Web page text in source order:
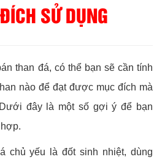
SỬ DỤNG
than đá, có thể bạn sẽ cần tính
nào để đạt được mục đích mà
đây là một số gợi ý để bạn
chủ yếu là đốt sinh nhiệt, dùng